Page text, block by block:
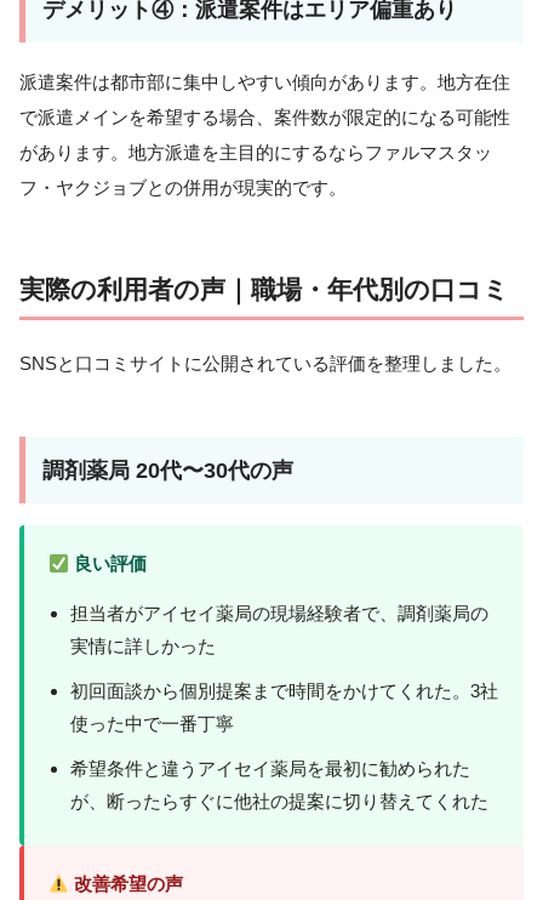
デメリット④：派遣案件はエリア偏重あり
派遣案件は都市部に集中しやすい傾向があります。地方在住
で派遣メインを希望する場合、案件数が限定的になる可能性
があります。地方派遣を主目的にするならファルマスタッ
フ・ヤクジョブとの併用が現実的です。
実際の利用者の声｜職場・年代別の口コミ
SNSと口コミサイトに公開されている評価を整理しました。
調剤薬局 20代〜30代の声
良い評価
担当者がアイセイ薬局の現場経験者で、調剤薬局の
実情に詳しかった
初回面談から個別提案まで時間をかけてくれた。3社
使った中で一番丁寧
希望条件と違うアイセイ薬局を最初に勧められた
が、断ったらすぐに他社の提案に切り替えてくれた
改善希望の声